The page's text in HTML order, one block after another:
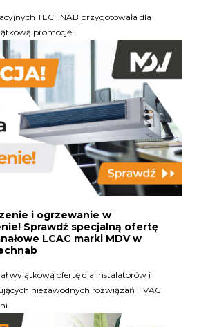
TECHNAB przygotowała dla
promocję!
i ogrzewanie w
Sprawdź specjalną ofertę
LCAC marki MDV w
wyjątkową ofertę dla instalatorów i
niezawodnych rozwiązań HVAC